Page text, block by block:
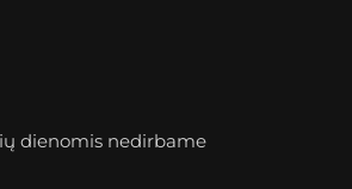
dienomis nedirbame